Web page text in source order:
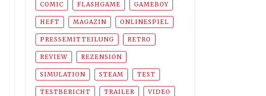
COMIC FLASHGAME GAMEBOY
HEFT MAGAZIN ONLINESPIEL
PRESSEMITTEILUNG RETRO
REVIEW REZENSION
SIMULATION STEAM TEST
TESTBERICHT TRAILER VIDEO